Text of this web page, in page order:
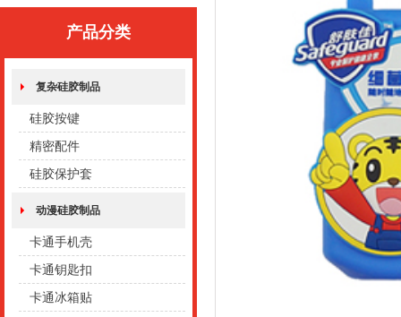
产品分类
复杂硅胶制品
硅胶按键
精密配件
硅胶保护套
动漫硅胶制品
卡通手机壳
卡通钥匙扣
卡通冰箱贴